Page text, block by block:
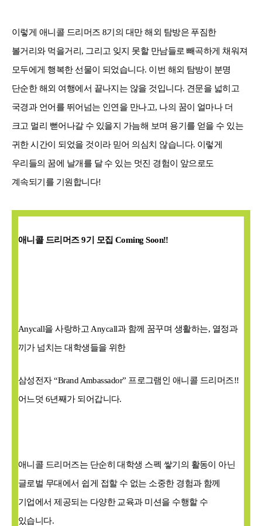
이렇게 애니콜 드리머즈 8기의 대만 해외 탐방은 푸짐한
볼거리와 먹을거리 , 그리고 잊지 못할 만남들로 빼곡하게 채워져
모두에게 행복한 선물이 되었습니다. 이번 해외 탐방이 분명
단순한 해외 여행에서 끝나지는 않을 것입니다. 견문을 넓히고
국경과 언어를 뛰어넘는 인연을 만나고, 나의 꿈이 얼마나 더
크고 멀리 뻗어나갈 수 있을지 가늠해 보며 용기를 얻을 수 있는
귀한 시간이 되었을 것이라 믿어 의심치 않습니다. 이렇게
우리들의 꿈에 날개를 달 수 있는 멋진 경험이 앞으로도
계속되기를 기원합니다!
애니콜 드리머즈9기 모집 Coming Soon!!
Anycall을 사랑하고 Anycall과 함께 꿈꾸며 생활하는, 열정과
끼가 넘치는 대학생들을 위한
삼성전자“Brand Ambassador” 프로그램인 애니콜 드리머즈!!
어느덧 6년째가 되어갑니다.
애니콜 드리머즈는 단순히 대학생 스펙 쌓기의 활동이 아닌
글로벌 무대에서 쉽게 접할 수 없는 소중한 경험과 함께
기업에서 제공되는 다양한 교육과 미션을 수행할 수
있습니다.